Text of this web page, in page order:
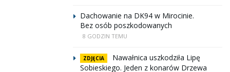
Dachowanie na DK94 w Mirocinie.
Bez osób poszkodowanych
8 GODZIN TEMU
ZDJĘCIA
Nawałnica uszkodziła Lipę
Sobieskiego. Jeden z konarów Drzewa